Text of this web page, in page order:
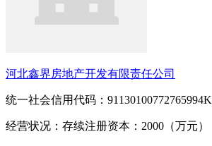
河北鑫界房地产开发有限责任公司
统一社会信用代码：91130100772765994K
经营状况：存续注册资本：2000（万元）